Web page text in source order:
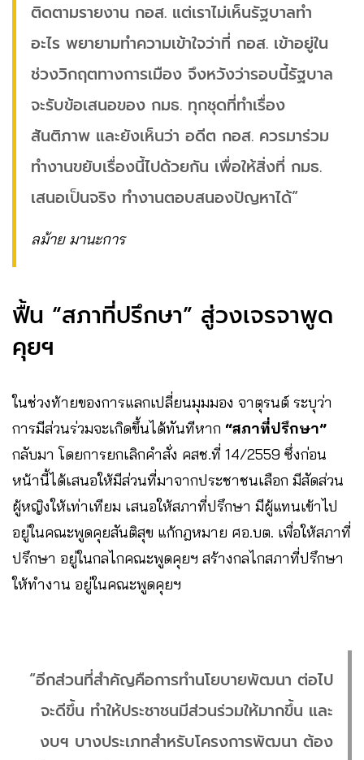
ติดตามรายงาน กอส. แต่เราไม่เห็นรัฐบาลทำ
อะไร พยายามทำความเข้าใจว่าที่ กอส. เข้าอยู่ใน
ช่วงวิกฤตทางการเมือง จึงหวังว่ารอบนี้รัฐบาล
จะรับข้อเสนอของ กมธ. ทุกชุดที่ทำเรื่อง
สันติภาพ และยังเห็นว่า อดีต กอส. ควรมาร่วม
ทำงานขยับเรื่องนี้ไปด้วยกัน เพื่อให้สิ่งที่ กมธ.
เสนอเป็นจริง ทำงานตอบสนองปัญหาได้”
ลม้าย มานะการ
ฟื้น “สภาที่ปรึกษา” สู่วงเจรจาพูด
คุยฯ
ในช่วงท้ายของการแลกเปลี่ยนมุมมอง จาตุรนต์ ระบุว่า
การมีส่วนร่วมจะเกิดขึ้นได้ทันทีหาก “สภาที่ปรึกษา”
กลับมา โดยการยกเลิกคำสั่ง คสช.ที่ 14/2559 ซึ่งก่อน
หน้านี้ได้เสนอให้มีส่วนที่มาจากประชาชนเลือก มีสัดส่วน
ผู้หญิงให้เท่าเทียม เสนอให้สภาที่ปรึกษา มีผู้แทนเข้าไป
อยู่ในคณะพูดคุยสันติสุข แก้กฎหมาย ศอ.บต. เพื่อให้สภาที่
ปรึกษา อยู่ในกลไกคณะพูดคุยฯ สร้างกลไกสภาที่ปรึกษา
ให้ทำงาน อยู่ในคณะพูดคุยฯ
“อีกส่วนที่สำคัญคือการทำนโยบายพัฒนา ต่อไป
จะดีขึ้น ทำให้ประชาชนมีส่วนร่วมให้มากขึ้น และ
งบฯ บางประเภทสำหรับโครงการพัฒนา ต้อง